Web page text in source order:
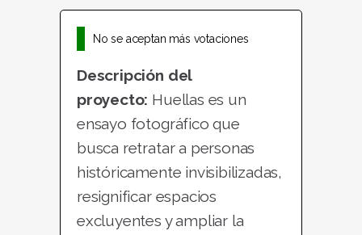
No se aceptan más votaciones
Descripción del
proyecto: Huellas es un
ensayo fotográfico que
busca retratar a personas
históricamente invisibilizadas,
resignificar espacios
excluyentes y ampliar la